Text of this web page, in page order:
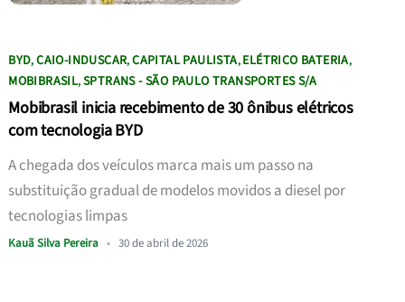
BYD,CAIO-INDUSCAR,CAPITAL PAULISTA,ELÉTRICO BATERIA,
MOBIBRASIL,SPTRANS - SÃO PAULO TRANSPORTES S/A
Mobibrasil inicia recebimento de 30 ônibus elétricos
com tecnologia BYD
A chegada dos veículos marca mais um passo na
substituição gradual de modelos movidos a diesel por
tecnologias limpas
Kauã Silva Pereira • 30 de abril de 2026